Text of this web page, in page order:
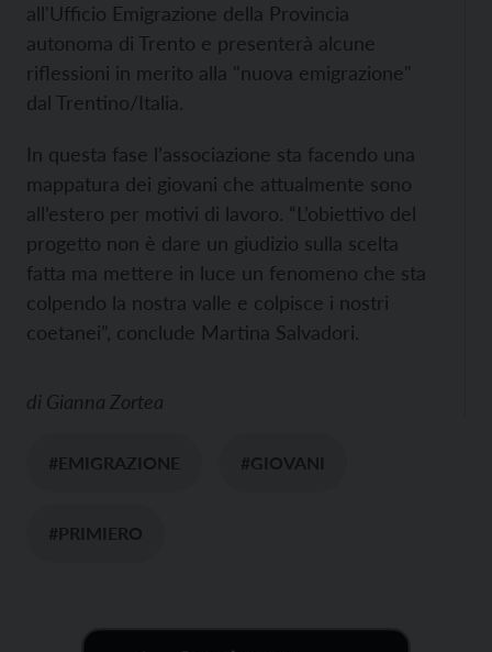
all'Ufficio Emigrazione della Provincia
autonoma di Trento e presenterà alcune
riflessioni in merito alla "nuova emigrazione"
dal Trentino/Italia.
In questa fase l’associazione sta facendo una
mappatura dei giovani che attualmente sono
all’estero per motivi di lavoro. “L’obiettivo del
progetto non è dare un giudizio sulla scelta
fatta ma mettere in luce un fenomeno che sta
colpendo la nostra valle e colpisce i nostri
coetanei”, conclude Martina Salvadori.
di Gianna Zortea
#EMIGRAZIONE #GIOVANI
#PRIMIERO